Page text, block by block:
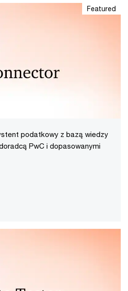
Featured
podatkowy z bazą wiedzy
PwC i dopasowanymi